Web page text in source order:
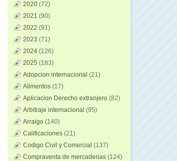
2020 (72)
2021 (90)
2022 (91)
2023 (71)
2024 (126)
2025 (183)
Adopcion internacional (21)
Alimentos (17)
Aplicacion Derecho extranjero (82)
Arbitraje internacional (95)
Arraigo (140)
Calificaciones (21)
Codigo Civil y Comercial (137)
Compraventa de mercaderias (124)